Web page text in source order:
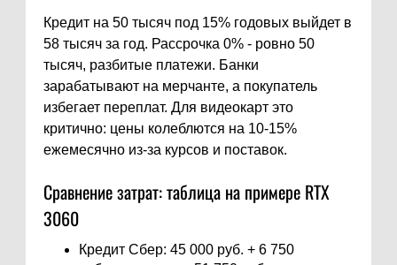
Кредит на 50 тысяч под 15% годовых выйдет в
58 тысяч за год. Рассрочка 0% - ровно 50
тысяч, разбитые платежи. Банки
зарабатывают на мерчанте, а покупатель
избегает переплат. Для видеокарт это
критично: цены колеблются на 10-15%
ежемесячно из-за курсов и поставок.
Сравнение затрат: таблица на примере RTX
3060
Кредит Сбер: 45 000 руб. + 6 750